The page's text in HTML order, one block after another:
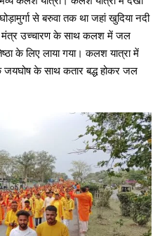
से बरुवा तक था जहां खुदिया नदी
मंत्र उच्चारण के साथ कलश में जल
के लिए लाया गया। कलश यात्रा में
जयघोष के साथ कतार बद्ध होकर जल